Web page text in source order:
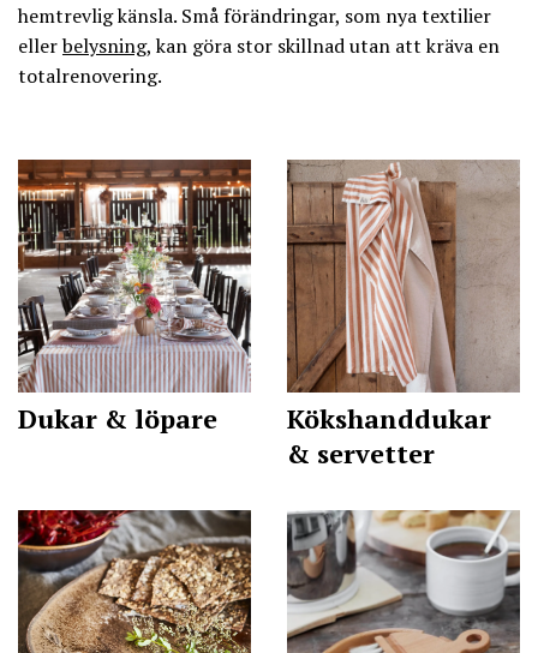
hemtrevlig känsla. Små förändringar, som nya textilier
ellerbelysning, kan göra stor skillnad utan att kräva en
totalrenovering.
Dukar & löpare
Kökshanddukar
& servetter